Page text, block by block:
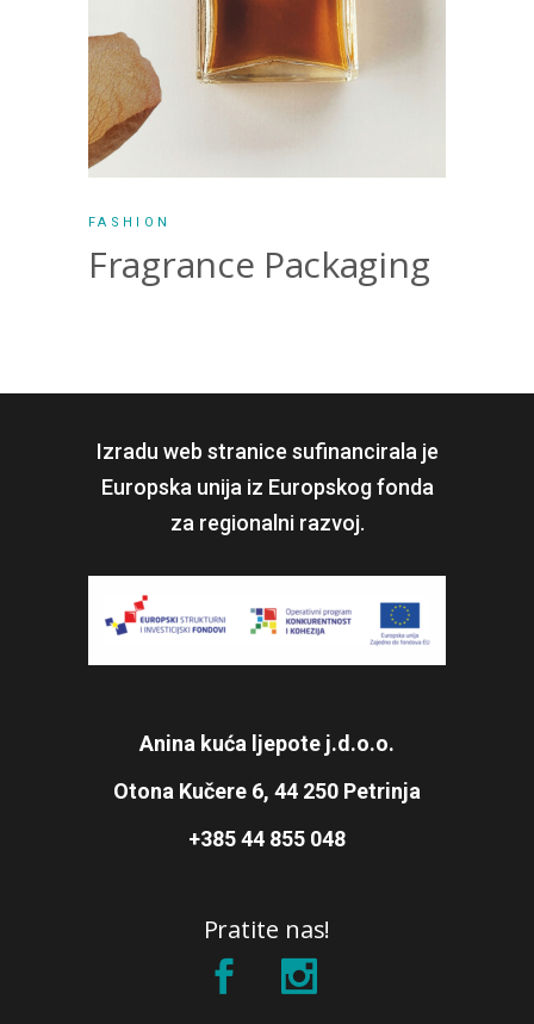
FASHION
Fragrance Packaging
Izradu web stranice sufinancirala je
Europska unija iz Europskog fonda
za regionalni razvoj.
Anina kuća ljepote j.d.o.o.
Otona Kučere 6, 44 250 Petrinja
+385 44 855 048
Pratite nas!